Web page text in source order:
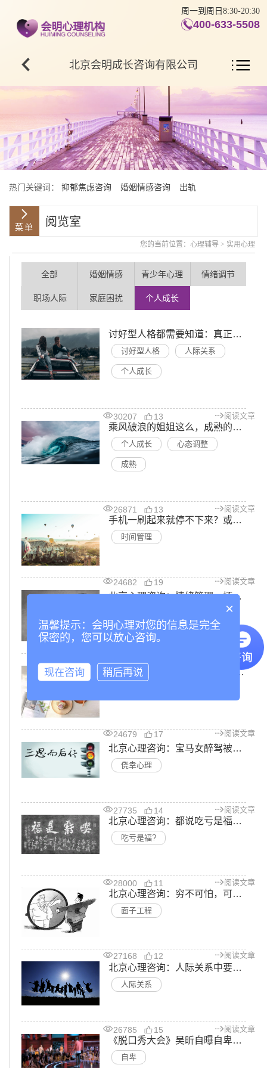
周一到周日8:30-20:30
400-633-5508
北京会明成长咨询有限公司
热门关键词： 抑郁焦虑咨询 婚姻情感咨询 出轨
阅览室
您的当前位置： 心理辅导 > 实用心理
全部 婚姻情感 青少年心理 情绪调节
职场人际 家庭困扰 个人成长
讨好型人格都需要知道：真正爱你的人，不需要你那么懂事
讨好型人格 人际关系
个人成长
30207 13 阅读文章
乘风破浪的姐姐这么，成熟的女人到底美在哪里？
个人成长 心态调整
成熟
26871 13 阅读文章
手机一刷起来就停不下来？或许是缺少一点小技巧
时间管理
24682 19 阅读文章
北京心理咨询：情绪管理—坏情绪升级，一次矛盾也伤人
阅读文章
北京心理咨询：月薪8000欠债几十万，假精致背后是填不满的虚荣心
24679 17 阅读文章
北京心理咨询：宝马女醉驾被查，崩溃大哭：我会被开除的!人生容不得侥幸
侥幸心理
27735 14 阅读文章
北京心理咨询：都说吃亏是福，为何最后受伤的都是老实人
吃亏是福?
28000 11 阅读文章
北京心理咨询：穷不可怕，可怕的是为了面子什么都不顾
面子工程
27168 12 阅读文章
北京心理咨询：人际关系中要注意什么？
人际关系
26785 15 阅读文章
《脱口秀大会》吴昕自曝自卑，一个人自卑和家庭有很大关系_北京心理咨询
自卑
×
温馨提示：会明心理对您的信息是完全
保密的，您可以放心咨询。
现在咨询 稍后再说